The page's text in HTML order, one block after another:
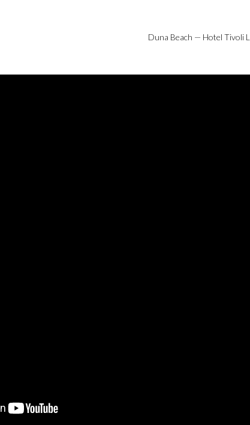
Duna Beach — Hotel Tivoli